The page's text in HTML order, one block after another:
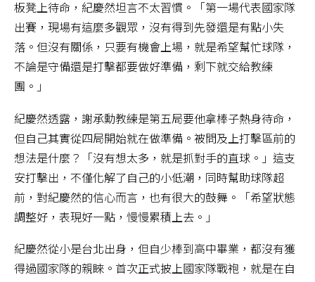
板凳上待命，紀慶然坦言不太習慣。「第一場代表國家隊
出賽，現場有這麼多觀眾，沒有得到先發還是有點小失
落。但沒有關係，只要有機會上場，就是希望幫忙球隊，
不論是守備還是打擊都要做好準備，剩下就交給教練
團。」
紀慶然透露，謝承勳教練是第五局要他拿棒子熱身待命，
但自己其實從四局開始就在做準備。被問及上打擊區前的
想法是什麼？「沒有想太多，就是抓對手的直球。」這支
安打擊出，不僅化解了自己的小低潮，同時幫助球隊超
前，對紀慶然的信心而言，也有很大的鼓舞。「希望狀態
調整好，表現好一點，慢慢累積上去。」
紀慶然從小是台北出身，但自少棒到高中畢業，都沒有獲
得過國家隊的親睞。首次正式披上國家隊戰袍，就是在自